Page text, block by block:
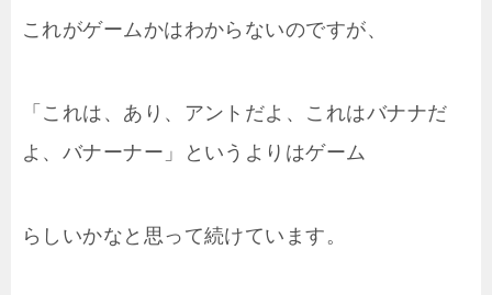
これがゲームかはわからないのですが、
「これは、あり、アントだよ、これはバナナだ
よ、バナーナー」というよりはゲーム
らしいかなと思って続けています。